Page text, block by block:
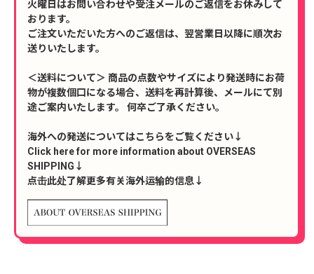
火曜日はお問い合わせや受注メールのご返信をお休みして
おります。
ご注文いただいた方へのご返信は、翌営業日以降に順次お
送りいたします。
＜送料について＞ 商品の点数やサイズにより発送時にお荷
物が複数個口になる場合、送料を再計算後、メールにて別
途ご案内いたします。 何卒ご了承ください。
海外への発送についてはこちらをご覧ください↓
Click here for more information about OVERSEAS
SHIPPING↓
点击此处了解更多有关海外运输的信息↓